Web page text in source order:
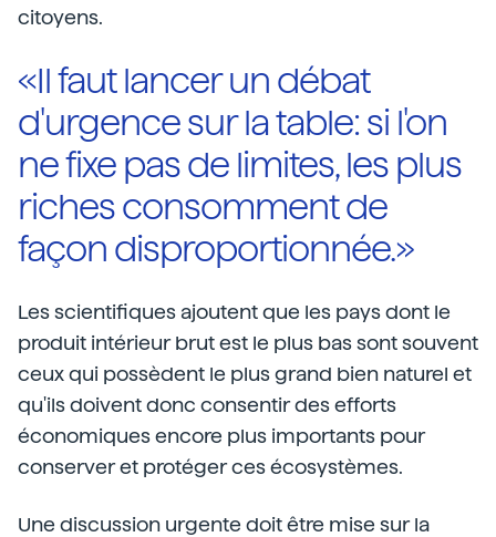
citoyens.
«Il faut lancer un débat
d'urgence sur la table: si l'on
ne fixe pas de limites, les plus
riches consomment de
façon disproportionnée.»
Les scientifiques ajoutent que les pays dont le
produit intérieur brut est le plus bas sont souvent
ceux qui possèdent le plus grand bien naturel et
qu'ils doivent donc consentir des efforts
économiques encore plus importants pour
conserver et protéger ces écosystèmes.
Une discussion urgente doit être mise sur la